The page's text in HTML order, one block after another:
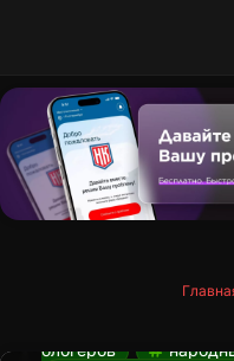
Усиление
информационных
блогеров.
23.03.2024
егэ
блогеров